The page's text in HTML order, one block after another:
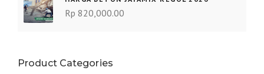
Rp 820,000.00
Product Categories